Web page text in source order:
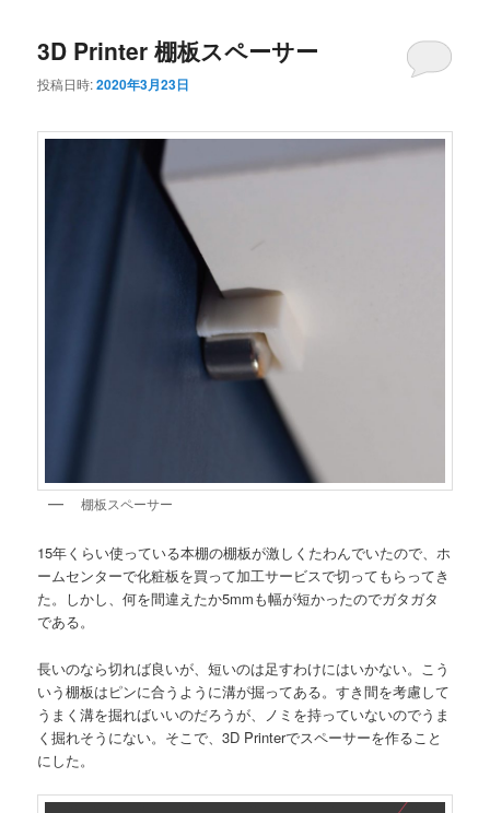
3D Printer 棚板スペーサー
投稿日時:2020年3月23日
棚板スペーサー
15年くらい使っている本棚の棚板が激しくたわんでいたので、ホ
ームセンターで化粧板を買って加工サービスで切ってもらってき
た。しかし、何を間違えたか5mmも幅が短かったのでガタガタ
である。
長いのなら切れば良いが、短いのは足すわけにはいかない。こう
いう棚板はピンに合うように溝が掘ってある。すき間を考慮して
うまく溝を掘ればいいのだろうが、ノミを持っていないのでうま
く掘れそうにない。そこで、3D Printerでスペーサーを作ること
にした。